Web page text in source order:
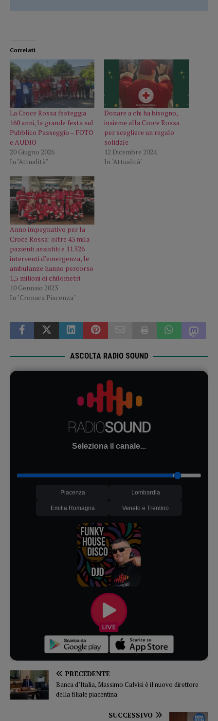
Correlati
La Croce Rossa festeggia
160 anni, la grande festa sul
Pubblico Passeggio – FOTO
e AUDIO
20 Giugno 2026
In "Attualità"
Donare a chi ha bisogno,
insieme alla Croce Rossa
per scegliere un regalo
solidale
12 Dicembre 2024
In "Attualità"
Anno impegnativo per la
Croce Rossa: oltre 43 mila
pazienti assistiti e 11.526
interventi d’emergenza, le
ambulanze hanno percorso
1,5 milioni di chilometri
10 Gennaio 2023
In "Cronaca Piacenza"
ASCOLTA RADIO SOUND
Seleziona il canale...
Piacenza Lombardia
Emilia Romagna Veneto e Trentino
PRECEDENTE
Banca d’Italia, Massimo Calvisi è il nuovo direttore
della filiale piacentina
SUCCESSIVO